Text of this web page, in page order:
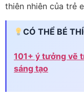
thiên nhiên của trẻ
CÓ THỂ BÉ
101+ ý tưởng vẽ
sáng tạo